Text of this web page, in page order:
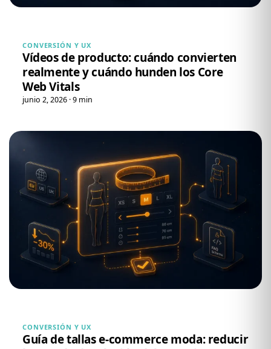
CONVERSIÓN Y UX
Vídeos de producto: cuándo convierten
realmente y cuándo hunden los Core
Web Vitals
junio 2, 2026 · 9 min
CONVERSIÓN Y UX
Guía de tallas e-commerce moda: reducir